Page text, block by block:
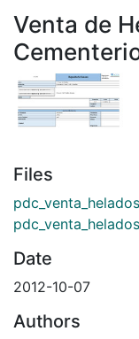
Venta de
Files
Date
2012-10-07
Authors